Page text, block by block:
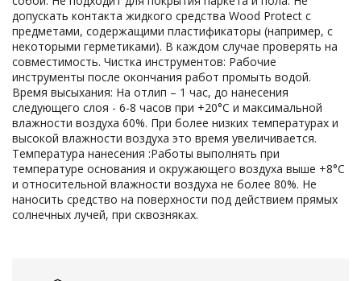
допускать контакта жидкого средства Wood Protect с
предметами, содержащими пластификаторы (например, с
некоторыми герметиками). В каждом случае проверять на
совместимость. Чистка инструментов: Рабочие
инструменты после окончания работ промыть водой.
Время высыхания: На отлип – 1 час, до нанесения
следующего слоя - 6-8 часов при +20°С и максимальной
влажности воздуха 60%. При более низких температурах и
высокой влажности воздуха это время увеличивается.
Температура нанесения :Работы выполнять при
температуре основания и окружающего воздуха выше +8°С
и относительной влажности воздуха не более 80%. Не
наносить средство на поверхности под действием прямых
солнечных лучей, при сквозняках.